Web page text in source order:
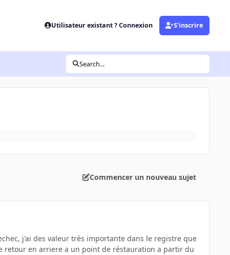
Utilisateur existant ? Connexion S’inscrire
Search...
Commencer un nouveau sujet
j'ai des valeur très importante dans le registre que
retour en arriere a un point de réstauration a partir du